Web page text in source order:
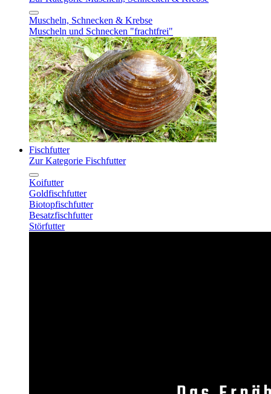
Muscheln, Schnecken & Krebse
Muscheln und Schnecken "frachtfrei"
Fischfutter
Zur Kategorie Fischfutter
Koifutter
Goldfischfutter
Biotopfischfutter
Besatzfischfutter
Störfutter